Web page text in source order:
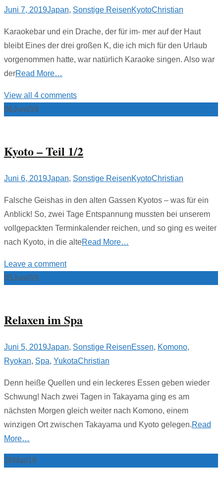
Juni 7, 2019Japan, Sonstige ReisenKyotoChristian
Karaokebar und ein Drache, der für im- mer auf der Haut
bleibt Eines der drei großen K, die ich mich für den Urlaub
vorgenommen hatte, war natürlich Karaoke singen. Also war
derRead More…
View all 4 comments
06Juni/19
Kyoto – Teil 1/2
Juni 6, 2019Japan, Sonstige ReisenKyotoChristian
Falsche Geishas in den alten Gassen Kyotos – was für ein
Anblick! So, zwei Tage Entspannung mussten bei unserem
vollgepackten Terminkalender reichen, und so ging es weiter
nach Kyoto, in die alteRead More…
Leave a comment
05Juni/19
Relaxen im Spa
Juni 5, 2019Japan, Sonstige ReisenEssen, Komono,
Ryokan, Spa, YukotaChristian
Denn heiße Quellen und ein leckeres Essen geben wieder
Schwung! Nach zwei Tagen in Takayama ging es am
nächsten Morgen gleich weiter nach Komono, einem
winzigen Ort zwischen Takayama und Kyoto gelegen.Read
More…
26Mai/19